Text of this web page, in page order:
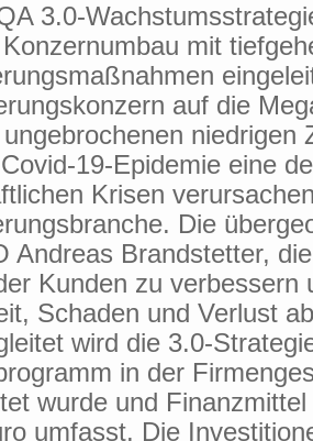
3.0-
mit
auf die
niedrigen
19-Epidemie eine
Krisen
Die
Andreas Brandstetter,
Kunden zu verbessern
Schaden und Verlust
wird die 3.0-
in der
wurde und
umfasst. Die